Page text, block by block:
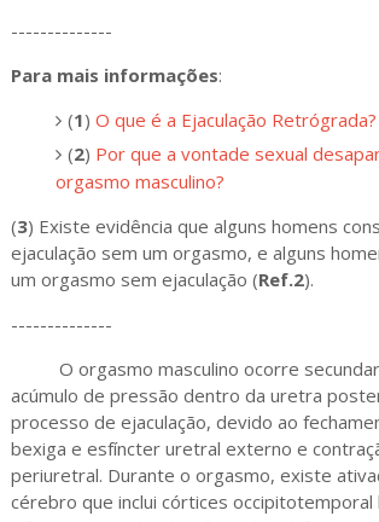
--------------
Para mais informações:
(1)O que é a Ejaculação Retrógrada?
(2) Por que a vontade sexual
orgasmo masculino?
(3) Existe evidência que alguns homens
ejaculação sem um orgasmo, e alguns
um orgasmo sem ejaculação (Ref.2).
--------------
O orgasmo masculino ocorre
acúmulo de pressão dentro da uretra
processo de ejaculação, devido ao
bexiga e esfíncter uretral externo e
periuretral. Durante o orgasmo, existe
cérebro que inclui córtices